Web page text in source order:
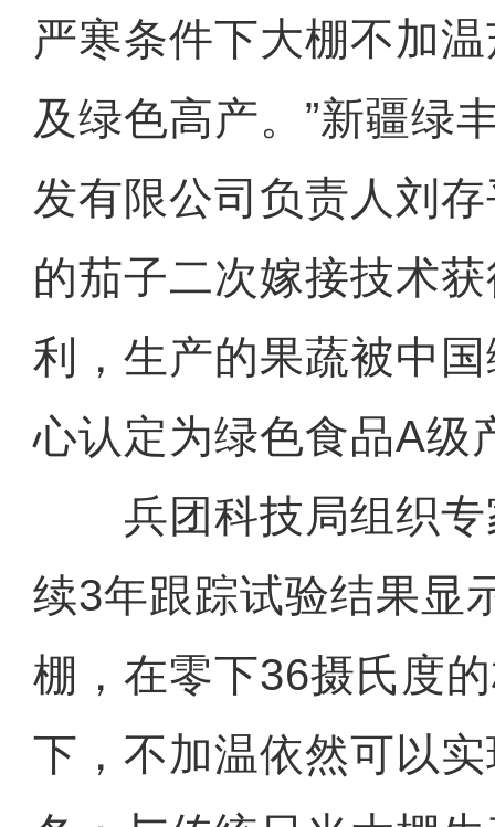
严寒条件下大棚不加
及绿色高产。”新疆绿
发有限公司负责人刘
的茄子二次嫁接技术
利，生产的果蔬被中
心认定为绿色食品A级
兵团科技局组织专
续3年跟踪试验结果显
棚，在零下36摄氏度
下，不加温依然可以